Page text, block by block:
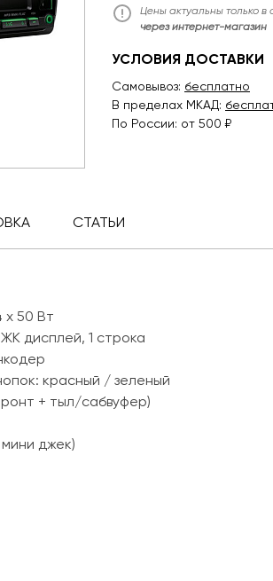
Цены актуальны только в
через интернет-магазин
УСЛОВИЯ ДОСТАВКИ
Самовывоз: бесплатно
В пределах МКАД:
По России: от 500 ₽
СТАТЬИ
x 50 Вт
дисплей, 1 строка
красный / зеленый
+ тыл/сабвуфер)
джек)